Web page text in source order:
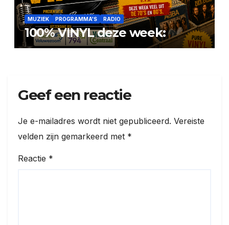
MUZIEK PROGRAMMA'S RADIO
100% VINYL deze week:
Geef een reactie
Je e-mailadres wordt niet gepubliceerd. Vereiste
velden zijn gemarkeerd met *
Reactie *